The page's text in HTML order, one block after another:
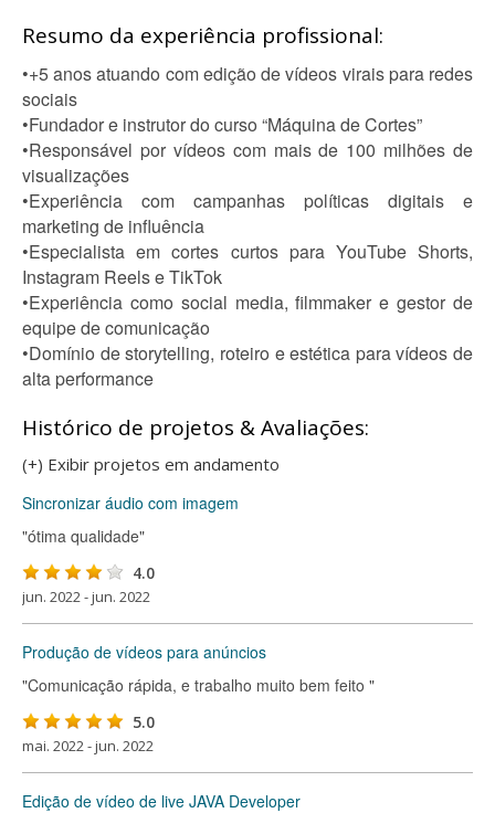
Resumo da experiência profissional:
•+5 anos atuando com edição de vídeos virais para redes
sociais
•Fundador e instrutor do curso “Máquina de Cortes”
•Responsável por vídeos com mais de 100 milhões de
visualizações
•Experiência com campanhas políticas digitais e
marketing de influência
•Especialista em cortes curtos para YouTube Shorts,
Instagram Reels e TikTok
•Experiência como social media, filmmaker e gestor de
equipe de comunicação
•Domínio de storytelling, roteiro e estética para vídeos de
alta performance
Histórico de projetos & Avaliações:
(+) Exibir projetos em andamento
Sincronizar áudio com imagem
"ótima qualidade"
4.0
jun. 2022 - jun. 2022
Produção de vídeos para anúncios
"Comunicação rápida, e trabalho muito bem feito "
5.0
mai. 2022 - jun. 2022
Edição de vídeo de live JAVA Developer